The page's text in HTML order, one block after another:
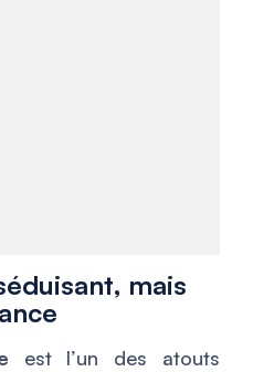
mais
est l’un des atouts